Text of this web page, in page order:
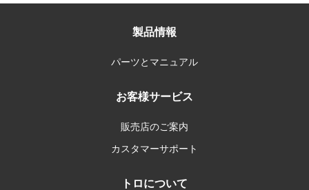
製品情報
パーツとマニュアル
お客様サービス
販売店のご案内
カスタマーサポート
トロについて